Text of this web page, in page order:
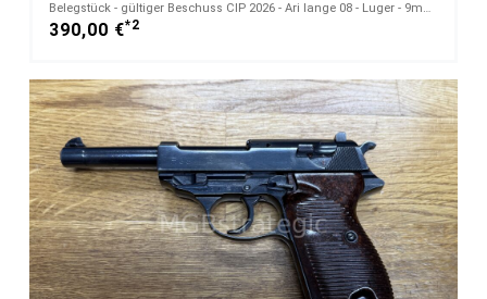
Belegstück - gültiger Beschuss CIP 2026 - Ari lange 08 - Luger - 9mmLuger
390,00 €*2